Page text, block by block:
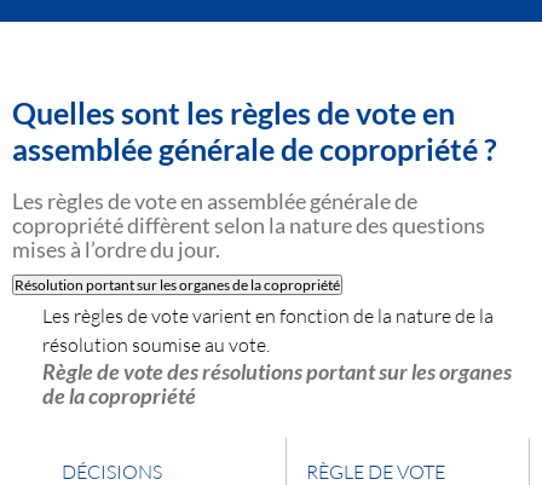
Quelles sont les règles de vote en
assemblée générale de copropriété ?
Les règles de vote en assemblée générale de
copropriété diffèrent selon la nature des questions
mises à l’ordre du jour.
Résolution portant sur les organes de la copropriété
Les règles de vote varient en fonction de la nature de la
résolution soumise au vote.
Règle de vote des résolutions portant sur les organes
de la copropriété
DÉCISIONS RÈGLE DE VOTE